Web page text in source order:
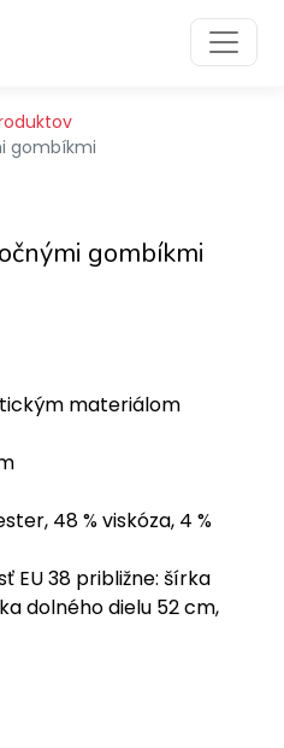
gombíkmi
gombíkmi
materiálom
48 % viskóza, 4 %
EU 38 približne: šírka
dolného dielu 52 cm,